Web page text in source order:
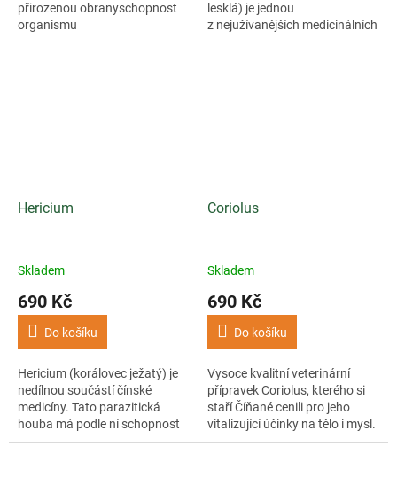
přirozenou obranyschopnost
organismu
lesklá) je jednou
z nejužívanějších medicinálních
hub. V tradiční čínské medicíně
Hericium
Skladem
690 Kč
Do košíku
Hericium (korálovec ježatý) je
nedílnou součástí čínské
medicíny. Tato parazitická
houba má podle ní schopnost
vyrovnávat yin a yang v těle.
Coriolus
Skladem
690 Kč
Do košíku
Vysoce kvalitní veterinární
přípravek Coriolus, kterého si
staří Číňané cenili pro jeho
vitalizující účinky na tělo i mysl.
Tradiční medicína věří v jeho